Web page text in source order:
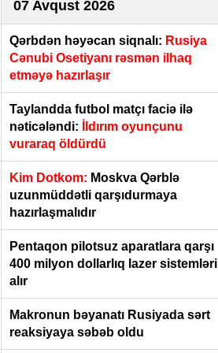
07 Avqust 2026
Qərbdən həyəcan siqnalı: Rusiya
Cənubi Osetiyanı rəsmən ilhaq
etməyə hazırlaşır
Taylandda futbol matçı faciə ilə
nəticələndi:
İldırım oyunçunu
vuraraq öldürdü
Kim Dotkom: Moskva Qərblə
uzunmüddətli qarşıdurmaya
hazırlaşmalıdır
Pentaqon pilotsuz aparatlara qarşı
400 milyon dollarlıq lazer sistemləri
alır
Makronun bəyanatı Rusiyada sərt
reaksiyaya səbəb oldu